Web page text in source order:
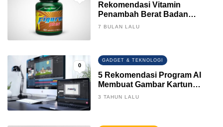
Rekomendasi Vitamin
Penambah Berat Badan
Terbaik
7 BULAN LALU
0
GADGET & TEKNOLOGI
5 Rekomendasi Program AI
Membuat Gambar Kartun
Keren
3 TAHUN LALU